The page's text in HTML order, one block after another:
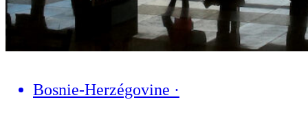
Bosnie-Herzégovine ·